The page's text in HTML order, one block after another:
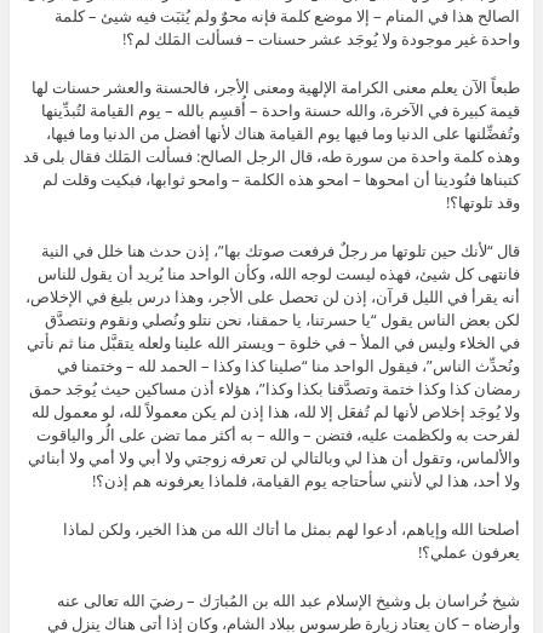
الصالح هذا في المنام – إلا موضع كلمة فإنه محوٌ ولم يُثبَت فيه شيئ – كلمة
واحدة غير موجودة ولا يُوجَد عشر حسنات – فسألت المَلك لم؟!
طبعاً الآن يعلم معنى الكرامة الإلهية ومعنى الأجر، فالحسنة والعشر حسنات لها
قيمة كبيرة في الآخرة، والله حسنة واحدة – أُقسِم بالله – يوم القيامة لتُبدِّينها
وتُفضِّلنها على الدنيا وما فيها يوم القيامة هناك لأنها أفضل من الدنيا وما فيها،
وهذه كلمة واحدة من سورة طه، قال الرجل الصالح: فسألت المَلك فقال بلى قد
كتبناها فنُودينا أن امحوها – امحو هذه الكلمة – وامحو ثوابها، فبكيت وقلت لم
وقد تلوتها؟!
قال “لأنك حين تلوتها مر رجلٌ فرفعت صوتك بها”، إذن حدث هنا خلل في النية
فانتهى كل شيئ، فهذه ليست لوجه الله، وكأن الواحد منا يُريد أن يقول للناس
أنه يقرأ في الليل قرآن، إذن لن تحصل على الأجر، وهذا درس بليغ في الإخلاص،
لكن بعض الناس يقول “يا حسرتنا، يا حمقنا، نحن نتلو ونُصلي ونقوم ونتصدَّق
في الخلاء وليس في الملأ – في خلوة – ويستر الله علينا ولعله يتقبَّل منا ثم نأتي
ونُحدِّث الناس”، فيقول الواحد منا “صلينا كذا وكذا – الحمد لله – وختمنا في
رمضان كذا وكذا ختمة وتصدَّقنا بكذا وكذا”، هؤلاء أذن مساكين حيث يُوجَد حمق
ولا يُوجَد إخلاص لأنها لم تُفعَل إلا لله، هذا إذن لم يكن معمولاً لله، لو معمول لله
لفرحت به ولكظمت عليه، فتضن – والله – به أكثر مما تضن على الُر والياقوت
والألماس، وتقول أن هذا لي وبالتالي لن تعرفه زوجتي ولا أبي ولا أمي ولا أبنائي
ولا أحد، هذا لي لأنني سأحتاجه يوم القيامة، فلماذا يعرفونه هم إذن؟!
أصلحنا الله وإياهم، أدعوا لهم بمثل ما أتاك الله من هذا الخير، ولكن لماذا
يعرفون عملي؟!
شيخ خُراسان بل وشيخ الإسلام عبد الله بن المُبارَك – رضيَ الله تعالى عنه
وأرضاه – كان يعتاد زيارة طرسوس ببلاد الشام، وكان إذا أتى هناك ينزل في